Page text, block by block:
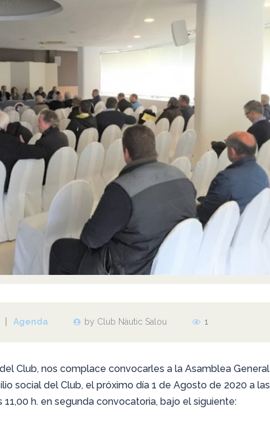
Agenda by Club Nàutic Salou 1
Club, nos complace convocarles a la Asamblea General
social del Club, el próximo día 1 de Agosto de 2020 a las
h. en segunda convocatoria, bajo el siguiente: